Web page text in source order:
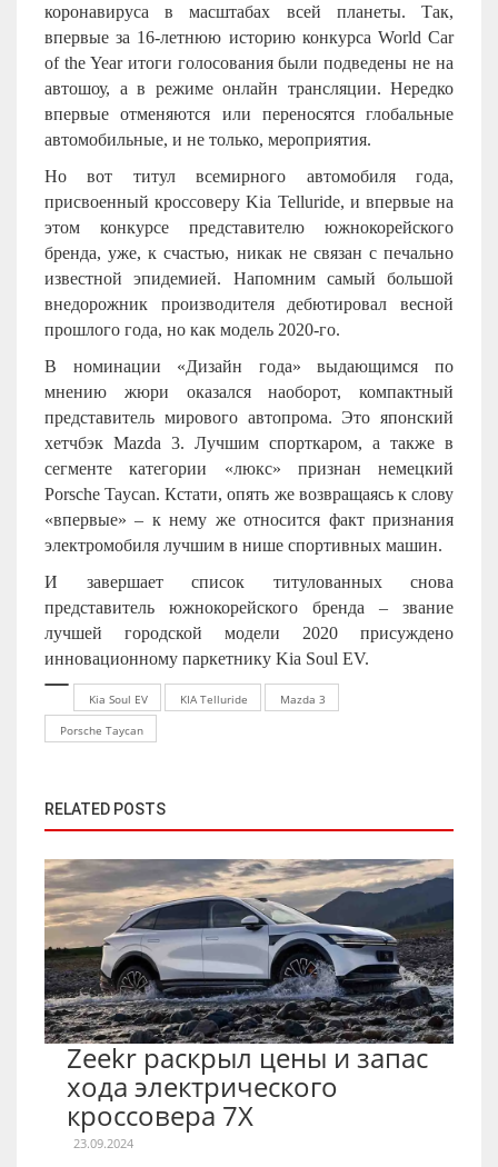
коронавируса в масштабах всей планеты. Так,
впервые за 16-летнюю историю конкурса World Car
of the Year итоги голосования были подведены не на
автошоу, а в режиме онлайн трансляции. Нередко
впервые отменяются или переносятся глобальные
автомобильные, и не только, мероприятия.
Но вот титул всемирного автомобиля года,
присвоенный кроссоверу Kia Telluride, и впервые на
этом конкурсе представителю южнокорейского
бренда, уже, к счастью, никак не связан с печально
известной эпидемией. Напомним самый большой
внедорожник производителя дебютировал весной
прошлого года, но как модель 2020-го.
В номинации «Дизайн года» выдающимся по
мнению жюри оказался наоборот, компактный
представитель мирового автопрома. Это японский
хетчбэк Mazda 3. Лучшим спорткаром, а также в
сегменте категории «люкс» признан немецкий
Porsche Taycan. Кстати, опять же возвращаясь к слову
«впервые» – к нему же относится факт признания
электромобиля лучшим в нише спортивных машин.
И завершает список титулованных снова
представитель южнокорейского бренда – звание
лучшей городской модели 2020 присуждено
инновационному паркетнику Kia Soul EV.
Kia Soul EV KIA Telluride
Mazda 3
Porsche Taycan
RELATED POSTS
Zeekr раскрыл цены и запас
хода электрического
кроссовера 7X
23.09.2024